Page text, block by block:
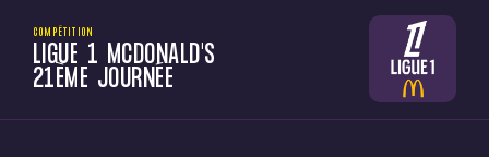
COMPÉTITION
LIGUE 1 MCDONALD'S
21ÈME JOURNÉE